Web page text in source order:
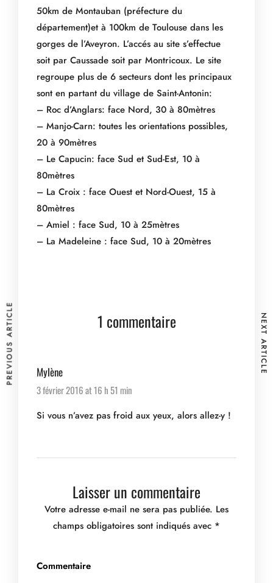
50km de Montauban (préfecture du
département)et à 100km de Toulouse dans les
gorges de l’Aveyron. L’accés au site s’effectue
soit par Caussade soit par Montricoux. Le site
regroupe plus de 6 secteurs dont les principaux
sont en partant du village de Saint-Antonin:
– Roc d’Anglars: face Nord, 30 à 80mètres
– Manjo-Carn: toutes les orientations possibles,
20 à 90mètres
– Le Capucin: face Sud et Sud-Est, 10 à
80mètres
– La Croix : face Ouest et Nord-Ouest, 15 à
80mètres
– Amiel : face Sud, 10 à 25mètres
– La Madeleine : face Sud, 10 à 20mètres
1 commentaire
Mylène
3 février 2016 at 16 h 51 min
Si vous n’avez pas froid aux yeux, alors allez-y !
Laisser un commentaire
Votre adresse e-mail ne sera pas publiée. Les
champs obligatoires sont indiqués avec *
Commentaire
PREVIOUS ARTICLE NEXT ARTICLE